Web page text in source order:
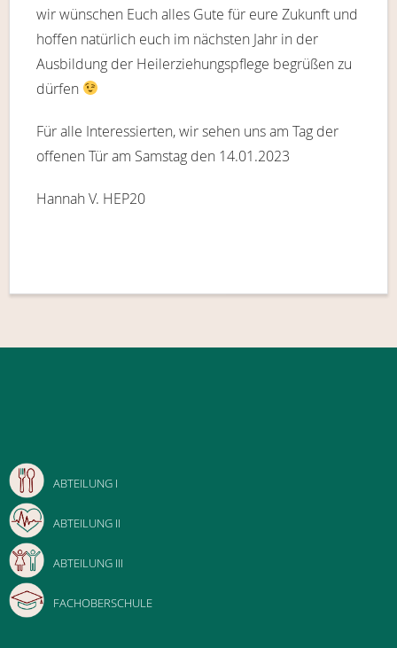
wir wünschen Euch alles Gute für eure Zukunft und
hoffen natürlich euch im nächsten Jahr in der
Ausbildung der Heilerziehungspflege begrüßen zu
dürfen
Für alle Interessierten, wir sehen uns am Tag der
offenen Tür am Samstag den 14.01.2023
Hannah V. HEP20
ABTEILUNG I
ABTEILUNG II
ABTEILUNG III
FACHOBERSCHULE